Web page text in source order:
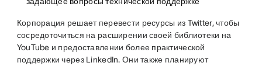
Корпорация решает перевести ресурсы из Twitter, чтобы
сосредоточиться на расширении своей библиотеки на
YouTube и предоставлении более практической
поддержки через LinkedIn. Они также планируют